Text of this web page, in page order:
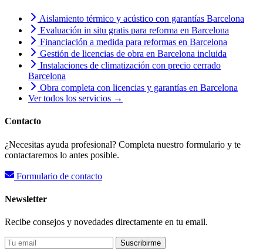
Aislamiento térmico y acústico con garantías Barcelona
Evaluación in situ gratis para reforma en Barcelona
Financiación a medida para reformas en Barcelona
Gestión de licencias de obra en Barcelona incluida
Instalaciones de climatización con precio cerrado
Barcelona
Obra completa con licencias y garantías en Barcelona
Ver todos los servicios →
Contacto
¿Necesitas ayuda profesional? Completa nuestro formulario y te
contactaremos lo antes posible.
Formulario de contacto
Newsletter
Recibe consejos y novedades directamente en tu email.
Suscribirme